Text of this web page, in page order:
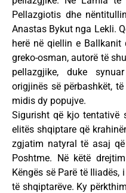
Pellazgiotis dhe
Anastas Bykut nga Lekli.
herë në qiellin e
greko-osman, autorë të
pellazgjike, duke
origjinës së përbashkët,
midis dy popujve.
Sigurisht që kjo tentativë
elitës shqiptare që
zgjatim natyral të asaj
Poshtme. Në këtë
Këngës së Parë të
të shqiptarëve. Ky